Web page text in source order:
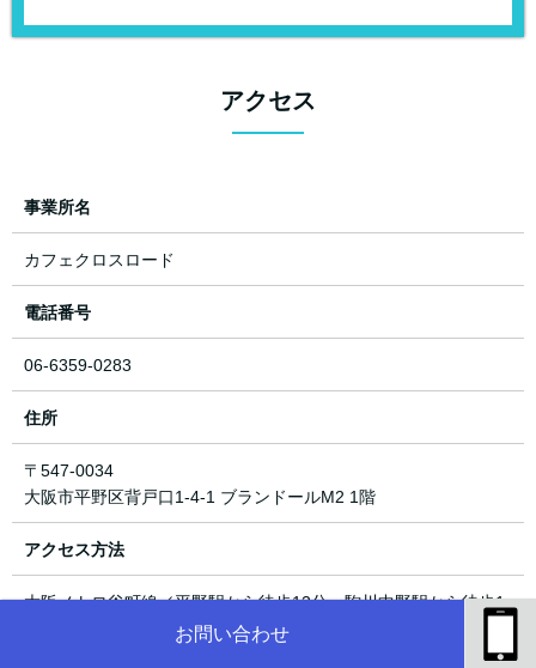
お問い合わせ
アクセス
事業所名
カフェクロスロード
電話番号
06-6359-0283
住所
〒547-0034
大阪市平野区背戸口1-4-1 ブランドールM2 1階
アクセス方法
大阪メトロ谷町線／平野駅から徒歩12分・駒川中野駅から徒歩1